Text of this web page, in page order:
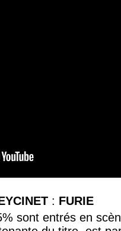
: FURIE
sont entrés en